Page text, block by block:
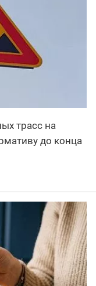
трасс на
до конца